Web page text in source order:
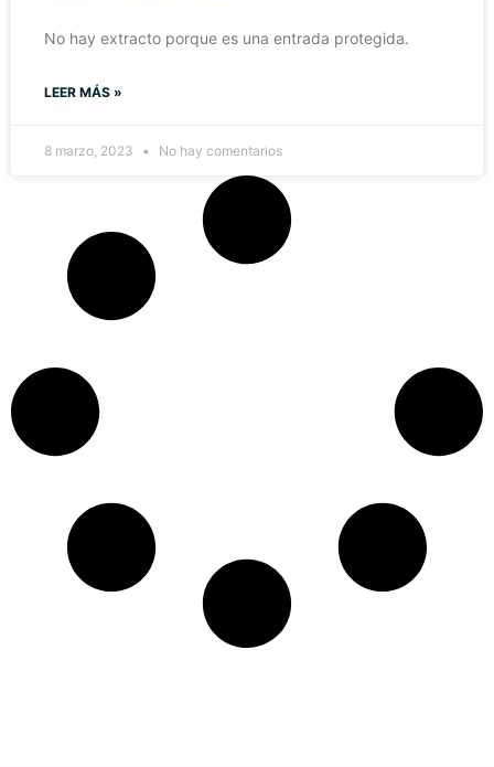
No hay extracto porque es una entrada protegida.
LEER MÁS »
8 marzo, 2023 No hay comentarios